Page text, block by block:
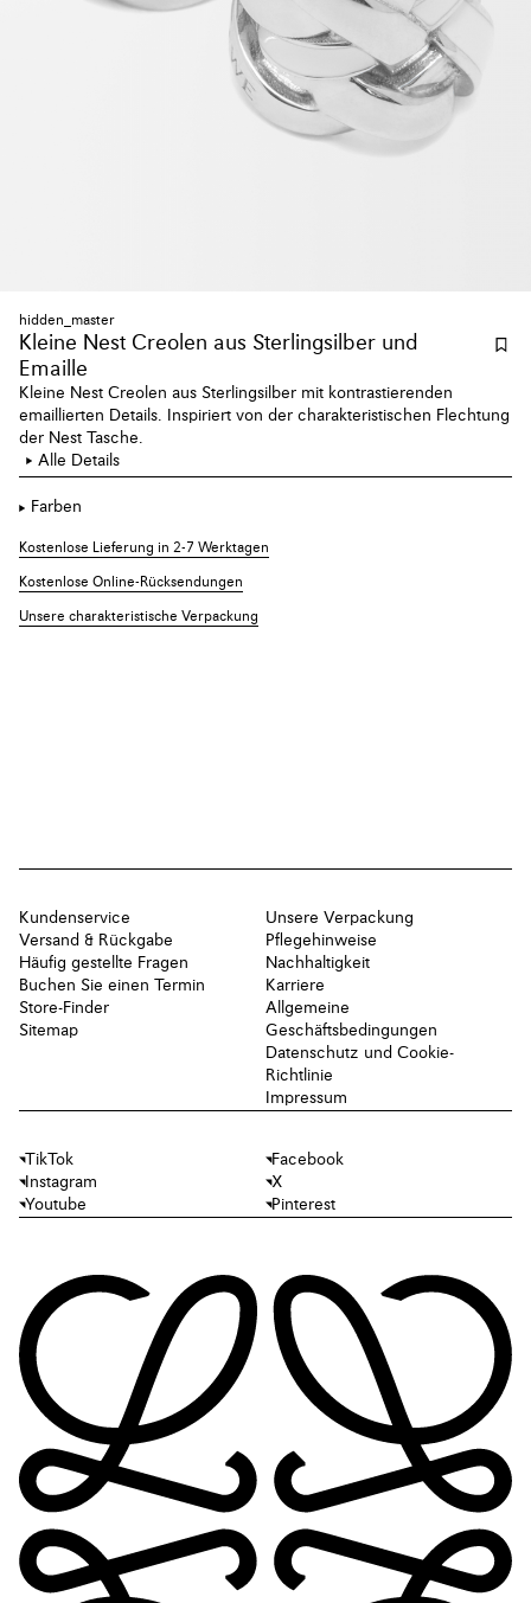
hidden_master
Kleine Nest Creolen aus Sterlingsilber und
Emaille
Kleine Nest Creolen aus Sterlingsilber mit kontrastierenden
emaillierten Details. Inspiriert von der charakteristischen Flechtung
der Nest Tasche.
Alle Details
Farben
Kostenlose Lieferung in 2-7 Werktagen
Kostenlose Online-Rücksendungen
Unsere charakteristische Verpackung
Kundenservice
Versand & Rückgabe
Häufig gestellte Fragen
Buchen Sie einen Termin
Store-Finder
Sitemap
Unsere Verpackung
Pflegehinweise
Nachhaltigkeit
Karriere
Allgemeine
Geschäftsbedingungen
Datenschutz und Cookie-
Richtlinie
Impressum
TikTok
Facebook
Instagram
X
Youtube
Pinterest